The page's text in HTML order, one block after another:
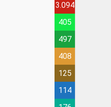
3.094
405
497
408
125
114